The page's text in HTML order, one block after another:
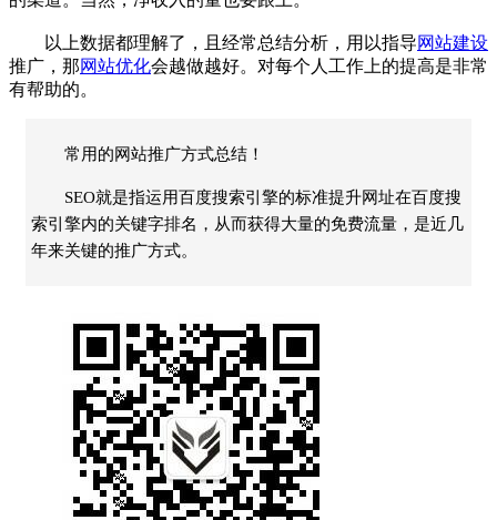
以上数据都理解了，且经常总结分析，用以指导网站建设
推广，那网站优化会越做越好。对每个人工作上的提高是非常
有帮助的。
常用的网站推广方式总结！
SEO就是指运用百度搜索引擎的标准提升网址在百度搜
索引擎内的关键字排名，从而获得大量的免费流量，是近几
年来关键的推广方式。